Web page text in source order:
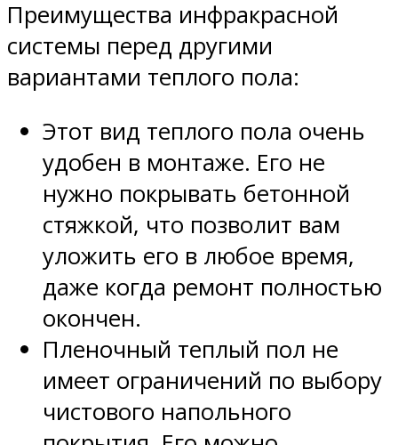
Преимущества инфракрасной
системы перед другими
вариантами теплого пола:
Этот вид теплого пола очень
удобен в монтаже. Его не
нужно покрывать бетонной
стяжкой, что позволит вам
уложить его в любое время,
даже когда ремонт полностью
окончен.
Пленочный теплый пол не
имеет ограничений по выбору
чистового напольного